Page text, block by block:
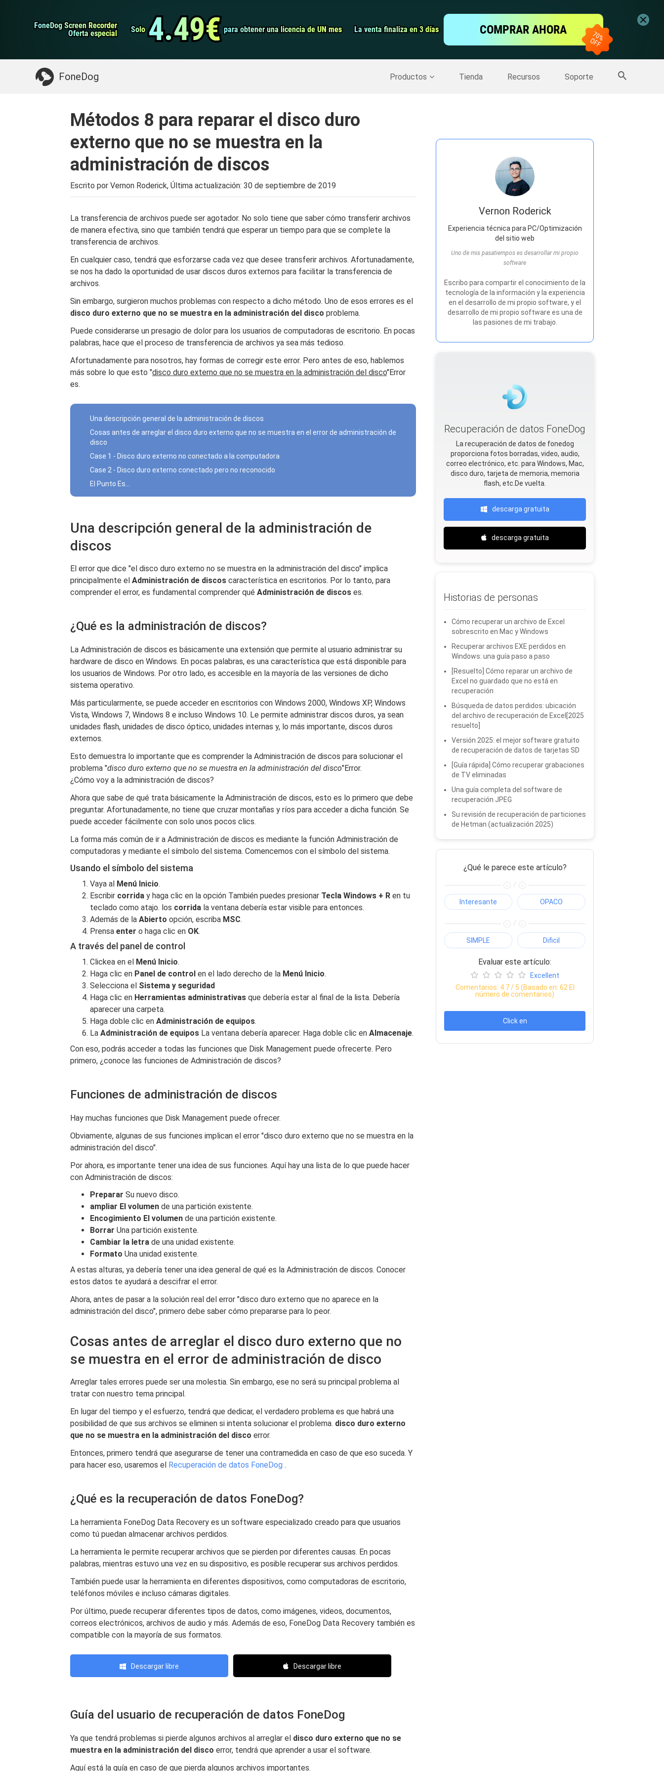
FoneDog Screen Recorder
FoneDog Screen Recorder
Oferta especial
Oferta especial Solo
Solo 4.49€
4.49€ para obtener una licencia de UN mes
para obtener una licencia de UN mes La venta finaliza en 3 días
La venta finaliza en 3 días COMPRAR AHORA
FoneDog Productos Tienda Recursos Soporte
Limpiador de iPhone
Grabador de pantalla
Algo que puede necesitar: Copia de seguridad del iPhone >> Más productos
Métodos 8 para reparar el disco duro
externo que no se muestra en la
administración de discos
Escrito por Vernon Roderick, Última actualización: 30 de septiembre de 2019
La transferencia de archivos puede ser agotador. No solo tiene que saber cómo transferir archivos
de manera efectiva, sino que también tendrá que esperar un tiempo para que se complete la
transferencia de archivos.
En cualquier caso, tendrá que esforzarse cada vez que desee transferir archivos. Afortunadamente,
se nos ha dado la oportunidad de usar discos duros externos para facilitar la transferencia de
archivos.
Sin embargo, surgieron muchos problemas con respecto a dicho método. Uno de esos errores es el
disco duro externo que no se muestra en la administración del disco problema.
Puede considerarse un presagio de dolor para los usuarios de computadoras de escritorio. En pocas
palabras, hace que el proceso de transferencia de archivos ya sea más tedioso.
Afortunadamente para nosotros, hay formas de corregir este error. Pero antes de eso, hablemos
más sobre lo que esto "disco duro externo que no se muestra en la administración del disco"Error
es.
Una descripción general de la administración de discos
Cosas antes de arreglar el disco duro externo que no se muestra en el error de administración de
disco
Case 1 - Disco duro externo no conectado a la computadora
Case 2 - Disco duro externo conectado pero no reconocido
El Punto Es...
Una descripción general de la administración de
discos
El error que dice "el disco duro externo no se muestra en la administración del disco" implica
principalmente el Administración de discos característica en escritorios. Por lo tanto, para
comprender el error, es fundamental comprender qué Administración de discos es.
¿Qué es la administración de discos?
La Administración de discos es básicamente una extensión que permite al usuario administrar su
hardware de disco en Windows. En pocas palabras, es una característica que está disponible para
los usuarios de Windows. Por otro lado, es accesible en la mayoría de las versiones de dicho
sistema operativo.
Más particularmente, se puede acceder en escritorios con Windows 2000, Windows XP, Windows
Vista, Windows 7, Windows 8 e incluso Windows 10. Le permite administrar discos duros, ya sean
unidades flash, unidades de disco óptico, unidades internas y, lo más importante, discos duros
externos.
Esto demuestra lo importante que es comprender la Administración de discos para solucionar el
problema "disco duro externo que no se muestra en la administración del disco"Error.
¿Cómo voy a la administración de discos?
Ahora que sabe de qué trata básicamente la Administración de discos, esto es lo primero que debe
preguntar. Afortunadamente, no tiene que cruzar montañas y ríos para acceder a dicha función. Se
puede acceder fácilmente con solo unos pocos clics.
La forma más común de ir a Administración de discos es mediante la función Administración de
computadoras y mediante el símbolo del sistema. Comencemos con el símbolo del sistema.
Usando el símbolo del sistema
Vaya al Menú Inicio.
Escribir corrida y haga clic en la opción También puedes presionar Tecla Windows + R en tu
teclado como atajo. los corrida la ventana debería estar visible para entonces.
Además de la Abierto opción, escriba MSC.
Prensa enter o haga clic en OK.
A través del panel de control
Clickea en el Menú Inicio.
Haga clic en Panel de control en el lado derecho de la Menú Inicio.
Selecciona el Sistema y seguridad
Haga clic en Herramientas administrativas que debería estar al final de la lista. Debería
aparecer una carpeta.
Haga doble clic en Administración de equipos.
La Administración de equipos La ventana debería aparecer. Haga doble clic en Almacenaje.
Con eso, podrás acceder a todas las funciones que Disk Management puede ofrecerte. Pero
primero, ¿conoce las funciones de Administración de discos?
Funciones de administración de discos
Hay muchas funciones que Disk Management puede ofrecer.
Obviamente, algunas de sus funciones implican el error "disco duro externo que no se muestra en la
administración del disco".
Por ahora, es importante tener una idea de sus funciones. Aquí hay una lista de lo que puede hacer
con Administración de discos:
Preparar Su nuevo disco.
ampliar El volumen de una partición existente.
Encogimiento El volumen de una partición existente.
Borrar Una partición existente.
Cambiar la letra de una unidad existente.
Formato Una unidad existente.
A estas alturas, ya debería tener una idea general de qué es la Administración de discos. Conocer
estos datos te ayudará a descifrar el error.
Ahora, antes de pasar a la solución real del error "disco duro externo que no aparece en la
administración del disco", primero debe saber cómo prepararse para lo peor.
Cosas antes de arreglar el disco duro externo que no
se muestra en el error de administración de disco
Arreglar tales errores puede ser una molestia. Sin embargo, ese no será su principal problema al
tratar con nuestro tema principal.
En lugar del tiempo y el esfuerzo, tendrá que dedicar, el verdadero problema es que habrá una
posibilidad de que sus archivos se eliminen si intenta solucionar el problema. disco duro externo
que no se muestra en la administración del disco error.
Entonces, primero tendrá que asegurarse de tener una contramedida en caso de que eso suceda. Y
para hacer eso, usaremos el Recuperación de datos FoneDog .
¿Qué es la recuperación de datos FoneDog?
La herramienta FoneDog Data Recovery es un software especializado creado para que usuarios
como tú puedan almacenar archivos perdidos.
La herramienta le permite recuperar archivos que se pierden por diferentes causas. En pocas
palabras, mientras estuvo una vez en su dispositivo, es posible recuperar sus archivos perdidos.
También puede usar la herramienta en diferentes dispositivos, como computadoras de escritorio,
teléfonos móviles e incluso cámaras digitales.
Por último, puede recuperar diferentes tipos de datos, como imágenes, videos, documentos,
correos electrónicos, archivos de audio y más. Además de eso, FoneDog Data Recovery también es
compatible con la mayoría de sus formatos.
Descargar libre Descargar libre
Guía del usuario de recuperación de datos FoneDog
Ya que tendrá problemas si pierde algunos archivos al arreglar el disco duro externo que no se
muestra en la administración del disco error, tendrá que aprender a usar el software.
Aquí está la guía en caso de que pierda algunos archivos importantes.
Vernon Roderick
Experiencia técnica para PC/Optimización
del sitio web
Uno de mis pasatiempos es desarrollar mi propio
software
Escribo para compartir el conocimiento de la
tecnología de la información y la experiencia
en el desarrollo de mi propio software, y el
desarrollo de mi propio software es una de
las pasiones de mi trabajo.
Recuperación de datos FoneDog
La recuperación de datos de fonedog
proporciona fotos borradas, video, audio,
correo electrónico, etc. para Windows, Mac,
disco duro, tarjeta de memoria, memoria
flash, etc.De vuelta.
descarga gratuita
descarga gratuita
Historias de personas
Cómo recuperar un archivo de Excel
sobrescrito en Mac y Windows
Recuperar archivos EXE perdidos en
Windows: una guía paso a paso
[Resuelto] Cómo reparar un archivo de
Excel no guardado que no está en
recuperación
Búsqueda de datos perdidos: ubicación
del archivo de recuperación de Excel[2025
resuelto]
Versión 2025: el mejor software gratuito
de recuperación de datos de tarjetas SD
[Guía rápida] Cómo recuperar grabaciones
de TV eliminadas
Una guía completa del software de
recuperación JPEG
Su revisión de recuperación de particiones
de Hetman (actualización 2025)
¿Qué le parece este artículo?
/
Interesante OPACO
/
SIMPLE Dificil
Evaluar este artículo:
Excellent
Comentarios: 4.7/ 5 (Basado en: 62 El
número de comentarios)
Click en